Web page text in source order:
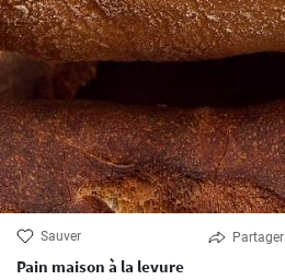
Sauver Partager
Pain maison à la levure